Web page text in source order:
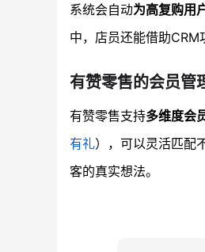
系统会自动为高复购用
中，店员还能借助CRM
有赞零售的会员管
有赞零售支持多维度会
有礼），可以灵活匹配
客的真实想法。